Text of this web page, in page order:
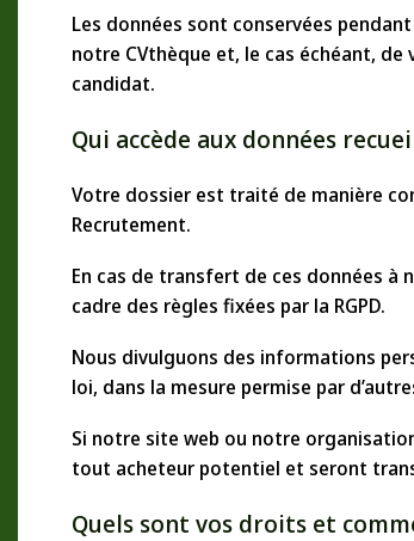
Les données sont conservées
notre CVthèque et, le cas échéant,
candidat.
Qui accède aux données
Votre dossier est traité de manière
Recrutement.
En cas de transfert de ces données à
cadre des règles fixées par la RGPD.
Nous divulguons des informations
loi, dans la mesure permise par
Si notre site web ou notre
tout acheteur potentiel et seront
Quels sont vos droits et